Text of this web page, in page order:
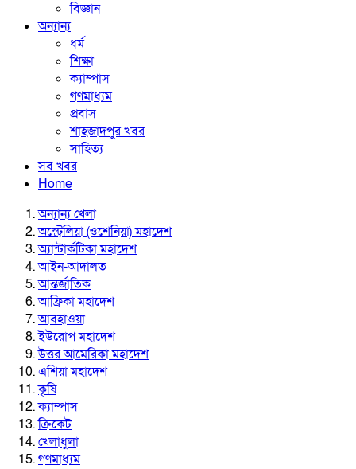
বিজ্ঞান
অন্যান্য
ধর্ম
শিক্ষা
ক্যাম্পাস
গণমাধ্যম
প্রবাস
শাহজাদপুর খবর
সাহিত্য
সব খবর
Home
অন্যান্য খেলা
অস্ট্রেলিয়া (ওশেনিয়া) মহাদেশ
অ্যান্টার্কটিকা মহাদেশ
আইন-আদালত
আন্তর্জাতিক
আফ্রিকা মহাদেশ
আবহাওয়া
ইউরোপ মহাদেশ
উত্তর আমেরিকা মহাদেশ
এশিয়া মহাদেশ
কৃষি
ক্যাম্পাস
ক্রিকেট
খেলাধুলা
গণমাধ্যম